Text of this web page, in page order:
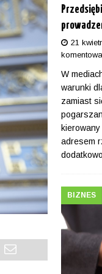
21
W
warunki
zamiast
adresem
dodatkowo
BIZNES